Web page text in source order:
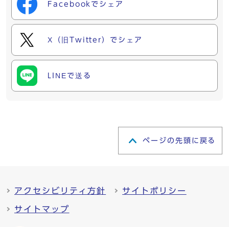
Facebookでシェア
X（旧Twitter）でシェア
LINEで送る
ページの先頭に戻る
アクセシビリティ方針 サイトポリシー
サイトマップ